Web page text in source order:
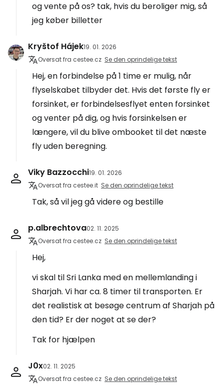
og vente på os? tak, hvis du beroliger mig, så
jeg køber billetter
Kryštof Hájek19. 01. 2026
Oversat fra cestee.cz Se den oprindelige tekst
Hej, en forbindelse på 1 time er mulig, når
flyselskabet tilbyder det. Hvis det første fly er
forsinket, er forbindelsesflyet enten forsinket
og venter på dig, og hvis forsinkelsen er
længere, vil du blive ombooket til det næste
fly uden beregning.
Viky Bazzocchi19. 01. 2026
Oversat fra cestee.it Se den oprindelige tekst
Tak, så vil jeg gå videre og bestille
p.albrechtova02. 11. 2025
Oversat fra cestee.cz Se den oprindelige tekst
Hej,
vi skal til Sri Lanka med en mellemlanding i
Sharjah. Vi har ca. 8 timer til transporten. Er
det realistisk at besøge centrum af Sharjah på
den tid? Er der noget at se der?
Tak for hjælpen
J0x02. 11. 2025
Oversat fra cestee.cz Se den oprindelige tekst